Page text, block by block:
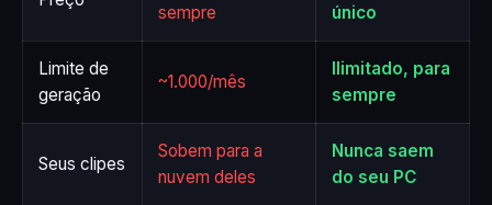
sempre
único
Limite de
geração
~1.000/mês
Ilimitado, para
sempre
Seus clipes
Sobem para a
nuvem deles
Nunca saem
do seu PC